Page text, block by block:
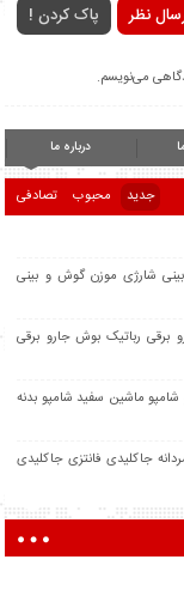
نظر پاک کردن !
می‌نویسم.
درباره ما
جدید محبوب تصادفی
شارژی موزن گوش و بینی
برقی رباتیک بوش جارو برقی
شامپو ماشین سفید شامپو بدنه
جاکلیدی فانتزی جاکلیدی